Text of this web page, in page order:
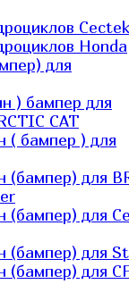
Cectek
Honda
для
) бампер для
CAT
( бампер ) для
(бампер) для
(бампер) для
(бампер) для
(бампер) для